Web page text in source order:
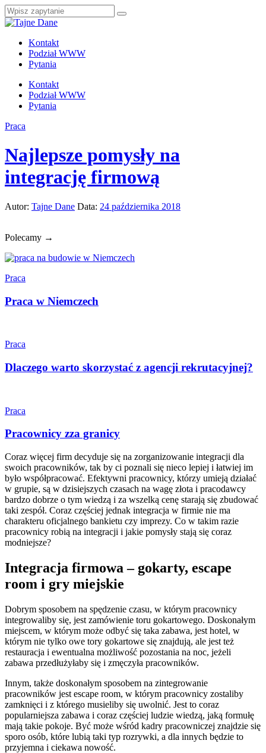
Kontakt
Podział WWW
Pytania
Kontakt
Podział WWW
Pytania
Praca
Najlepsze pomysły na
integrację firmową
Autor: Tajne Dane Data: 24 października 2018
Polecamy →
Praca
Praca w Niemczech
Praca
Dlaczego warto skorzystać z agencji rekrutacyjnej?
Praca
Pracownicy zza granicy
Coraz więcej firm decyduje się na zorganizowanie integracji dla
swoich pracowników, tak by ci poznali się nieco lepiej i łatwiej im
było współpracować. Efektywni pracownicy, którzy umieją działać
w grupie, są w dzisiejszych czasach na wagę złota i pracodawcy
bardzo dobrze o tym wiedzą i za wszelką cenę starają się zbudować
taki zespół. Coraz częściej jednak integracja w firmie nie ma
charakteru oficjalnego bankietu czy imprezy. Co w takim razie
pracownicy robią na integracji i jakie pomysły stają się coraz
modniejsze?
Integracja firmowa – gokarty, escape
room i gry miejskie
Dobrym sposobem na spędzenie czasu, w którym pracownicy
integrowaliby się, jest zamówienie toru gokartowego. Doskonałym
miejscem, w którym może odbyć się taka zabawa, jest hotel, w
którym nie tylko owe tory gokartowe się znajdują, ale jest też
restauracja i ewentualna możliwość pozostania na noc, jeżeli
zabawa przedłużyłaby się i zmęczyła pracowników.
Innym, także doskonałym sposobem na zintegrowanie
pracowników jest escape room, w którym pracownicy zostaliby
zamknięci i z którego musieliby się uwolnić. Jest to coraz
popularniejsza zabawa i coraz częściej ludzie wiedzą, jaką formułę
mają takie pokoje. Być może wśród kadry pracowniczej znajdzie się
sporo osób, które lubią taki typ rozrywki, a dla innych będzie to
przyjemna i ciekawa nowość.